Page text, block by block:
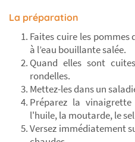
La préparation
Faites cuire les pommes
à l’eau bouillante salée.
Quand elles sont
rondelles.
Mettez-les dans un
Préparez la
l'huile, la moutarde, le
Versez immédiatement